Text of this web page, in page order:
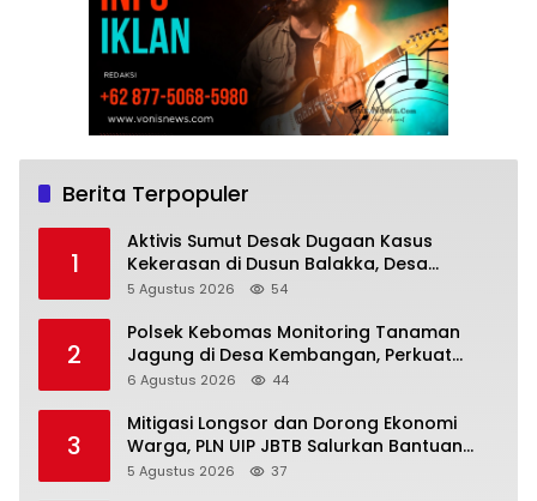
Berita Terpopuler
1
Aktivis Sumut Desak Dugaan Kasus
Kekerasan di Dusun Balakka, Desa
Gunung Malintang Diusut Tuntas
5 Agustus 2026 54
2
Polsek Kebomas Monitoring Tanaman
Jagung di Desa Kembangan, Perkuat
Dukungan Ketahanan Pangan Nasional
6 Agustus 2026 44
3
Mitigasi Longsor dan Dorong Ekonomi
Warga, PLN UIP JBTB Salurkan Bantuan
Konservasi 4.000 Pohon Aren Genjah Asal
5 Agustus 2026 37